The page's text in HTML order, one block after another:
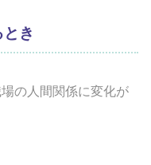
き
の人間関係に変化が